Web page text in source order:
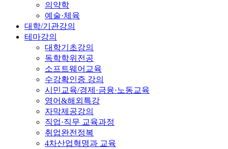
의약학
예술·체육
대학/기관강의
테마강의
대학기초강의
독학학위전공
소프트웨어교육
수강확인증 강의
시민교육/경제·금융·노동교육
영어&해외특강
자막제공강의
직업·직무 교육과정
취업완전정복
4차산업혁명과 교육